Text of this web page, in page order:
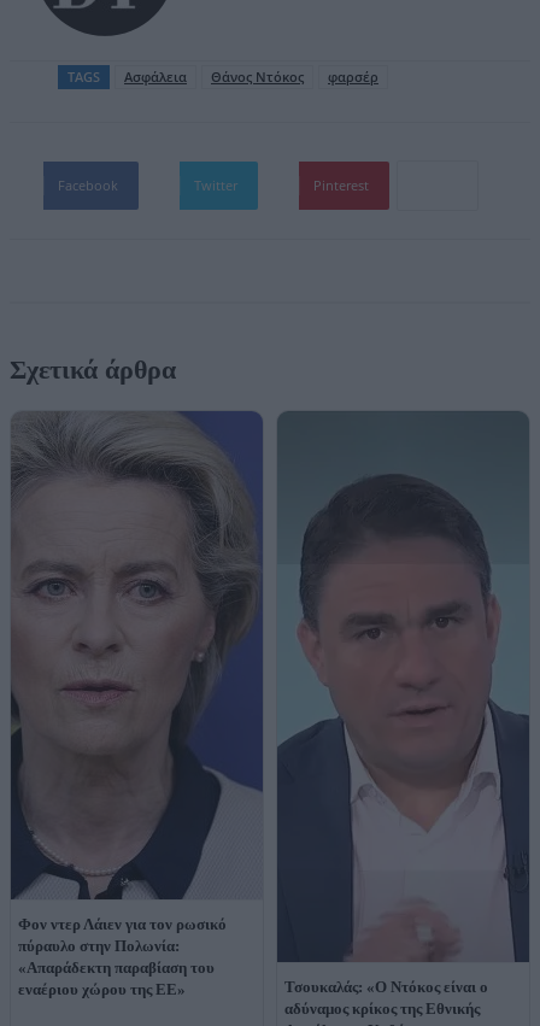
TAGS Ασφάλεια Θάνος Ντόκος φαρσέρ
Facebook Twitter Pinterest
Σχετικά άρθρα
Φον ντερ Λάιεν για τον ρωσικό
πύραυλο στην Πολωνία:
«Απαράδεκτη παραβίαση του
εναέριου χώρου της ΕΕ»
Τσουκαλάς: «Ο Ντόκος είναι ο
αδύναμος κρίκος της Εθνικής